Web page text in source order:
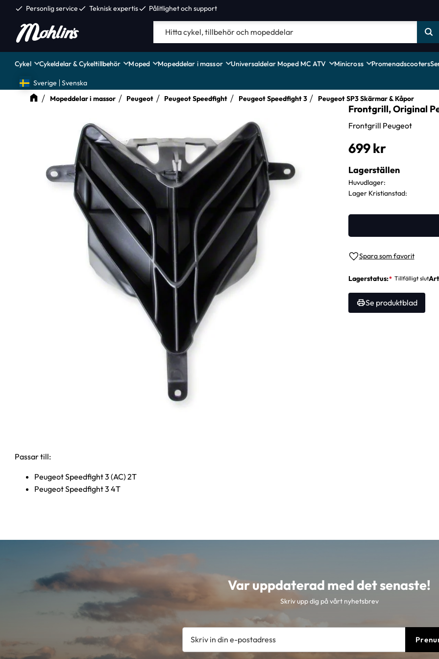
check Personlig servicecheck Teknisk expertischeck Pålitlighet och support
Cykel Cykeldelar & Cykeltillbehör Moped Mopeddelar i massor Universaldelar Moped MC ATV Minicross Promenadscooters
Sverige
Svenska
Mopeddelar i massor
Peugeot Peugeot Speedfight Peugeot Speedfight 3 Peugeot SP3 Skärmar & Kåpor
Frontgrill, Original
Frontgrill Peugeot
699kr
Lägg till i favoriter
Lagerstatus
Se produktblad
Lagerställen
Huvudlager
Lager Kristianstad
Passar till:
Peugeot Speedfight 3 (AC) 2T
Peugeot Speedfight 3 4T
Var uppdaterad med det senaste!
Skriv upp dig på vårt nyhetsbrev